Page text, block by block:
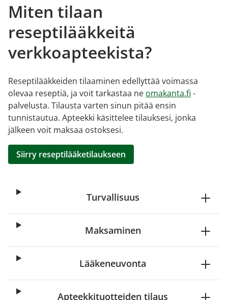
Miten tilaan
reseptilääkkeitä
verkkoapteekista?
Reseptilääkkeiden tilaaminen edellyttää voimassa
olevaa reseptiä, ja voit tarkastaa ne omakanta.fi -
palvelusta. Tilausta varten sinun pitää ensin
tunnistautua. Apteekki käsittelee tilauksesi, jonka
jälkeen voit maksaa ostoksesi.
Siirry reseptilääketilaukseen
Turvallisuus
Maksaminen
Lääkeneuvonta
Apteekkituotteiden tilaus